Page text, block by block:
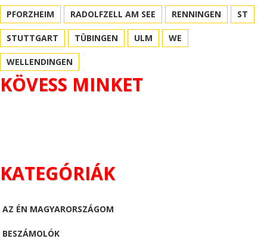
PFORZHEIM RADOLFZELL AM SEE RENNINGEN ST
STUTTGART TÜBINGEN ULM WE
WELLENDINGEN
KÖVESS MINKET
KATEGÓRIÁK
AZ ÉN MAGYARORSZÁGOM
BESZÁMOLÓK